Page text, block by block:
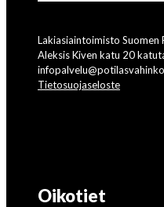
Lakiasiaintoimisto
Aleksis Kiven katu 20
Tietosuojaseloste
Oikotiet